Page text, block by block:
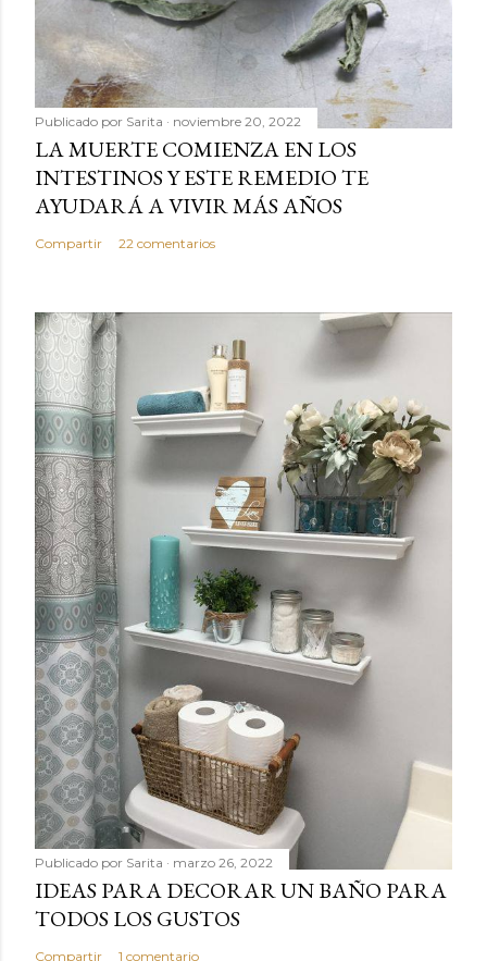
Publicado por Sarita noviembre 20, 2022
LA MUERTE COMIENZA EN LOS
INTESTINOS Y ESTE REMEDIO TE
AYUDARÁ A VIVIR MÁS AÑOS
Compartir 22 comentarios
Publicado por Sarita marzo 26, 2022
IDEAS PARA DECORAR UN BAÑO PARA
TODOS LOS GUSTOS
Compartir 1 comentario